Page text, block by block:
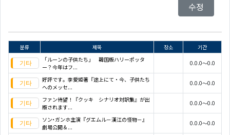
수정
분류 제목 장소
기간
「ルーンの子供たち」 韓国版ハリーポッタ
ー？今年はフ...
0.0.0～0.0
好評です。李愛姫著『途上にて・今、子供たち
へのメッセ...
0.0.0～0.0
ファン待望！『クッキ シナリオ対訳集』が出
版されます...
0.0.0～0.0
ソン･ガンホ主演『グエムル－漢江の怪物－』
劇場公開＆...
0.0.0～0.0